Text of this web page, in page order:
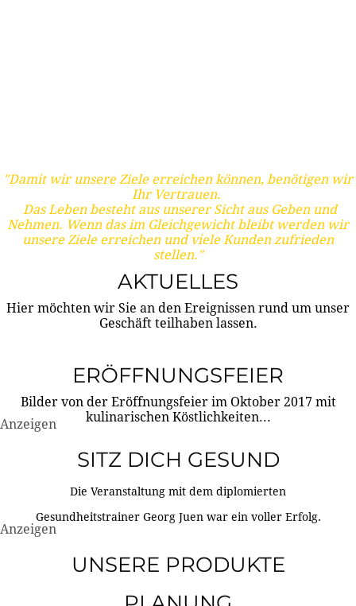
"Damit wir unsere Ziele erreichen können, benötigen wir
Ihr Vertrauen.
Das Leben besteht aus unserer Sicht aus Geben und
Nehmen. Wenn das im Gleichgewicht bleibt werden wir
unsere Ziele erreichen und viele Kunden zufrieden
stellen."
AKTUELLES
Hier möchten wir Sie an den Ereignissen rund um unser
Geschäft teilhaben lassen.
ERÖFFNUNGSFEIER
Bilder von der Eröffnungsfeier im Oktober 2017 mit
kulinarischen Köstlichkeiten...
Anzeigen
SITZ DICH GESUND
Die Veranstaltung mit dem diplomierten
Gesundheitstrainer Georg Juen war ein voller Erfolg.
Anzeigen
UNSERE PRODUKTE